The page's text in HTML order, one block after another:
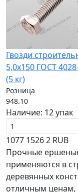
Гвозди
5,0x150 ГОСТ
(5 кг)
Розница
948.10
Наличие: 12 упак
1077 15262 RUB
Прочные
применяются в
деревянных
отличным ценам,